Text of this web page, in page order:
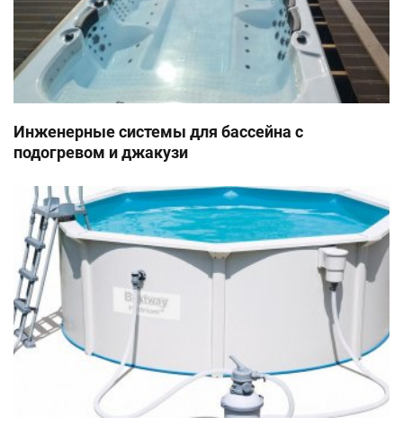
Инженерные системы для бассейна с
подогревом и джакузи